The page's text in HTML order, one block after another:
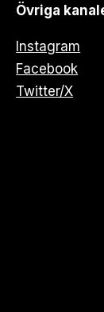
Övriga
Instagram
Facebook
Twitter/X